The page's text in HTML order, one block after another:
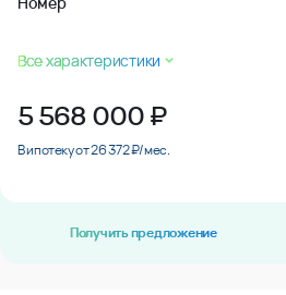
Все характеристики
5 568 000₽
В ипотеку от 26 372 ₽/мес.
Получить предложение